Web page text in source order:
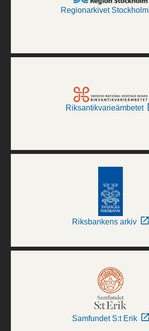
Regionarkivet Stockholm
Riksantikvarieämbetet
Riksbankens arkiv
Samfundet S:t Erik